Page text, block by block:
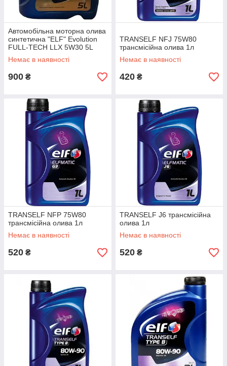
Автомобільна моторна олива
синтетична "ELF" Evolution
FULL-TECH LLX 5W30 5L
Немає в наявності
900 ₴
TRANSELF NFJ 75W80
трансмісійна олива 1л
Немає в наявності
420 ₴
TRANSELF NFP 75W80
трансмісійна олива 1л
Немає в наявності
520 ₴
TRANSELF J6 трансмісійна
олива 1л
Немає в наявності
520 ₴